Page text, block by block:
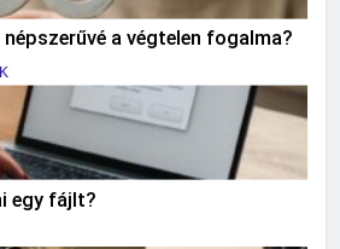
a végtelen fogalma?
egy fájlt?